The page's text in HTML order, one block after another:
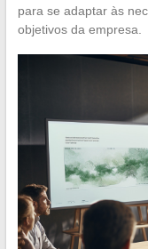
para se adaptar às
objetivos da empresa.